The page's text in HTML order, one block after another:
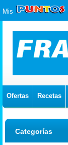
Mis
Ofertas Recetas
Categorías